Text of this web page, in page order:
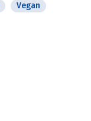
Vegan